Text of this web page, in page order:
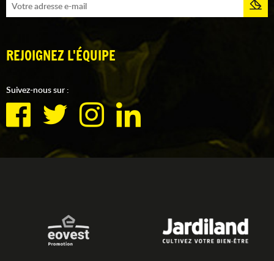
REJOIGNEZ L'ÉQUIPE
Suivez-nous sur :